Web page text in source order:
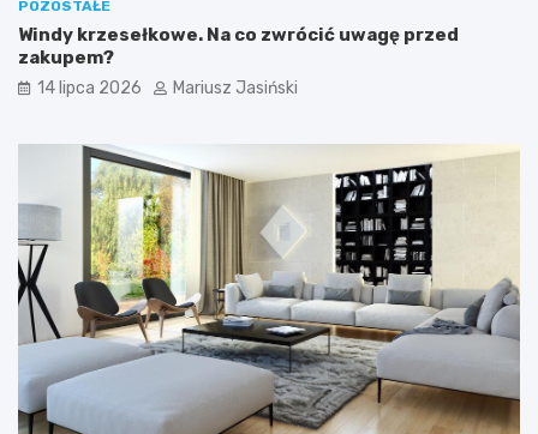
POZOSTAŁE
Windy krzesełkowe. Na co zwrócić uwagę przed
zakupem?
14 lipca 2026 Mariusz Jasiński